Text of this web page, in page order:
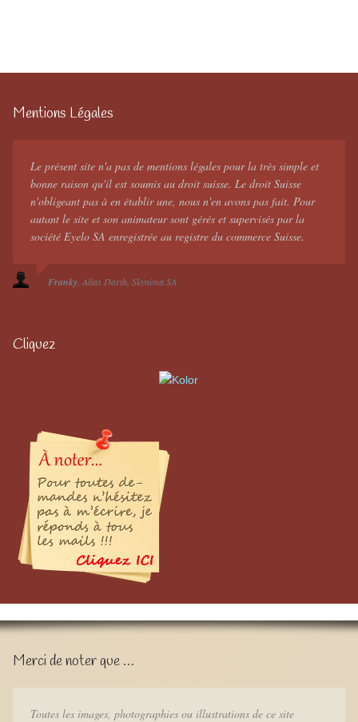
Mentions Légales
Le présent site n'a pas de mentions légales pour la très simple et
bonne raison qu'il est soumis au droit suisse. Le droit Suisse
n'obligeant pas à en établir une, nous n'en avons pas fait. Pour
autant le site et son animateur sont gérés et supervisés par la
société Eyelo SA enregistrée au registre du commerce Suisse.
Franky Alias Darth Skynima SA
Cliquez
Merci de noter que …
Toutes les images, photographies ou illustrations de ce site